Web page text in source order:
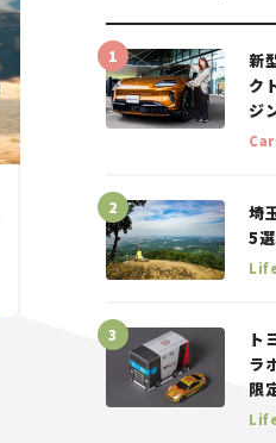
新
ク
ジ
た
埼
5
ト
ラ
限
登